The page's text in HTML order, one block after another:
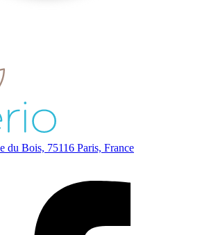
du Bois, 75116 Paris, France